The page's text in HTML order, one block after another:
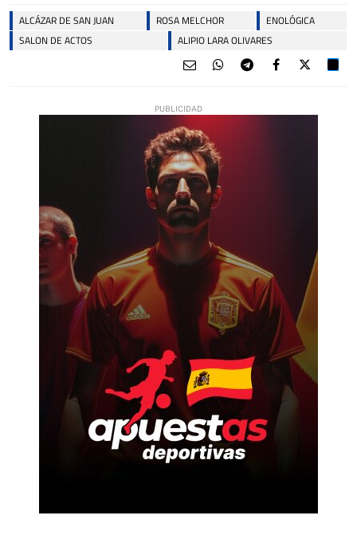
ALCÁZAR DE SAN JUAN ROSA MELCHOR
ENOLÓGICA
SALON DE ACTOS
ALIPIO LARA OLIVARES